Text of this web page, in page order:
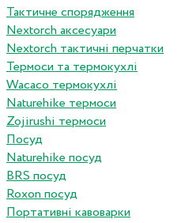
Тактичне спорядження
Nextorch аксесуари
Nextorch тактичні перчатки
Термоси та термокухлі
Wacaco термокухлі
Naturehike термоси
Zojirushi термоси
Посуд
Naturehike посуд
BRS посуд
Roxon посуд
Портативні кавоварки